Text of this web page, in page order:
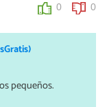
0 0
pequeños.